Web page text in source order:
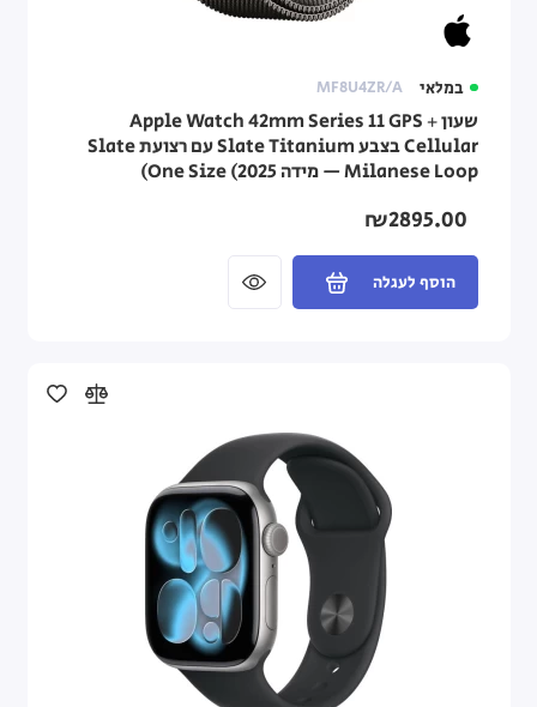
במלאי MF8U4ZR/A
שעון Apple Watch 42mm Series 11 GPS +
Cellular בצבע Slate Titanium עם רצועת Slate
Milanese Loop — מידה One Size (2025)
₪2895.00
הוסף לעגלה